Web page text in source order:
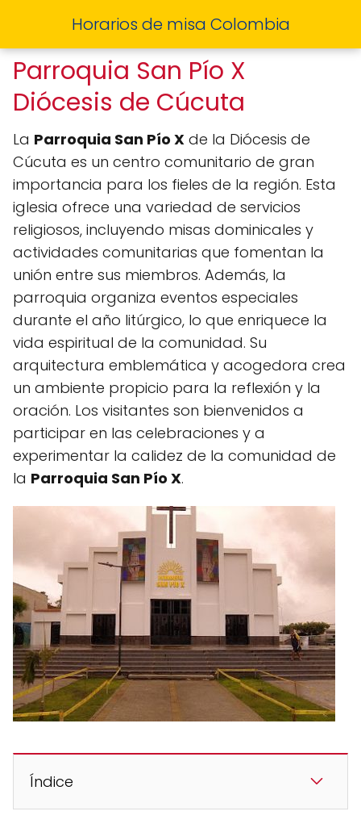
Horarios de misa Colombia
Parroquia San Pío X
Diócesis de Cúcuta
La Parroquia San Pío X de la Diócesis de
Cúcuta es un centro comunitario de gran
importancia para los fieles de la región. Esta
iglesia ofrece una variedad de servicios
religiosos, incluyendo misas dominicales y
actividades comunitarias que fomentan la
unión entre sus miembros. Además, la
parroquia organiza eventos especiales
durante el año litúrgico, lo que enriquece la
vida espiritual de la comunidad. Su
arquitectura emblemática y acogedora crea
un ambiente propicio para la reflexión y la
oración. Los visitantes son bienvenidos a
participar en las celebraciones y a
experimentar la calidez de la comunidad de
la Parroquia San Pío X.
Índice